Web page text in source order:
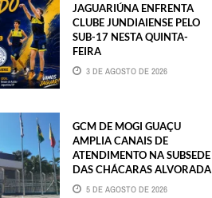
JAGUARIÚNA ENFRENTA
CLUBE JUNDIAIENSE PELO
SUB-17 NESTA QUINTA-
FEIRA
3 DE AGOSTO DE 2026
GCM DE MOGI GUAÇU
AMPLIA CANAIS DE
ATENDIMENTO NA SUBSEDE
DAS CHÁCARAS ALVORADA
5 DE AGOSTO DE 2026